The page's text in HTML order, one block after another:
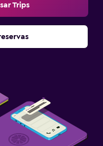
Trips